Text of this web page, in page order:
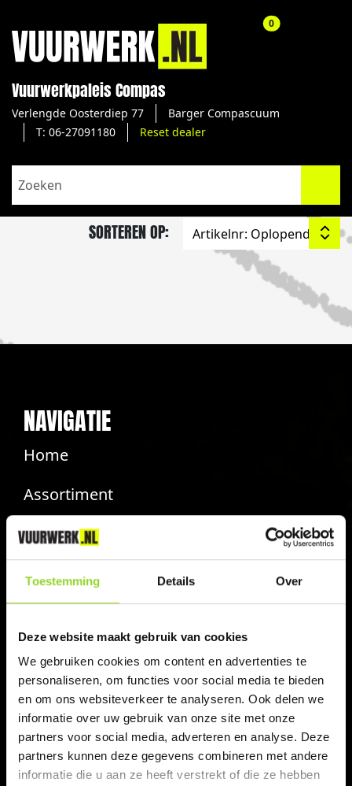
Toestemming Details Over
Deze website maakt gebruik van cookies
We gebruiken cookies om content en advertenties te
personaliseren, om functies voor social media te bieden
en om ons websiteverkeer te analyseren. Ook delen we
informatie over uw gebruik van onze site met onze
partners voor social media, adverteren en analyse. Deze
partners kunnen deze gegevens combineren met andere
informatie die u aan ze heeft verstrekt of die ze hebben
Vuurwerkpaleis Compas
Verlengde Oosterdiep 77
Barger Compascuum
T: 06-27091180
Reset dealer
0aantal
SORTEREN OP:
NAVIGATIE
Home
Assortiment
Vuurwerkdealers
Contact
INFO
Veelgestelde vragen
Giftcard saldo checken
Verkoopdata & regels